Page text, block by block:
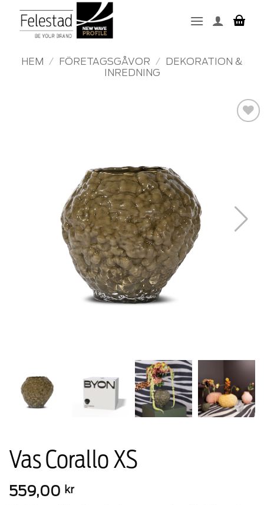
content
HEM / FÖRETAGSGÅVOR / DEKORATION &
INREDNING
Vas Corallo XS
559,00 kr